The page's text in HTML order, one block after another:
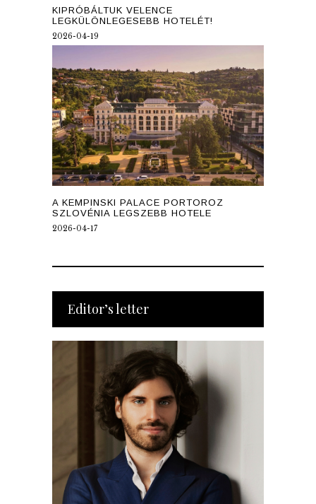
KIPRÓBÁLTUK VELENCE
LEGKÜLÖNLEGESEBB HOTELÉT!
2026-04-19
A KEMPINSKI PALACE PORTOROZ
SZLOVÉNIA LEGSZEBB HOTELE
2026-04-17
Editor’s letter